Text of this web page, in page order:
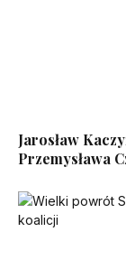
Jarosław
Przemysława